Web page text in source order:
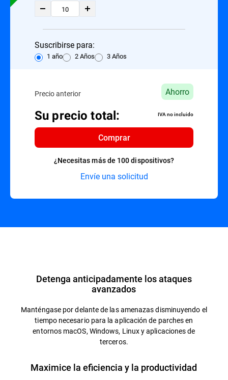
Suscribirse para:
1 año 2 Años 3 Años
Precio anterior Ahorro
Su precio total: IVA no incluido
Comprar
¿Necesitas más de 100 dispositivos?
Envíe una solicitud
Detenga anticipadamente los ataques
avanzados
Manténgase por delante de las amenazas disminuyendo el
tiempo necesario para la aplicación de parches en
entornos macOS, Windows, Linux y aplicaciones de
terceros.
Maximice la eficiencia y la productividad